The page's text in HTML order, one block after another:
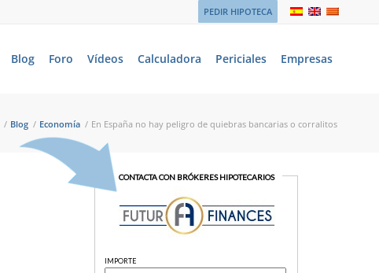
PEDIR HIPOTECA
Blog Foro Vídeos Calculadora Periciales Empresas
/ Blog / Economía / En España no hay peligro de quiebras bancarias o corralitos